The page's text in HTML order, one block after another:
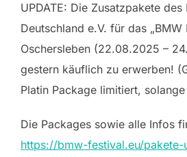
UPDATE: Die Zusatzpakete des
Deutschland e.V. für das „BMW
Oschersleben (22.08.2025 –
gestern käuflich zu erwerben!
Platin Package limitiert,
Die Packages sowie alle Infos
https://bmw-festival.eu/pakete-